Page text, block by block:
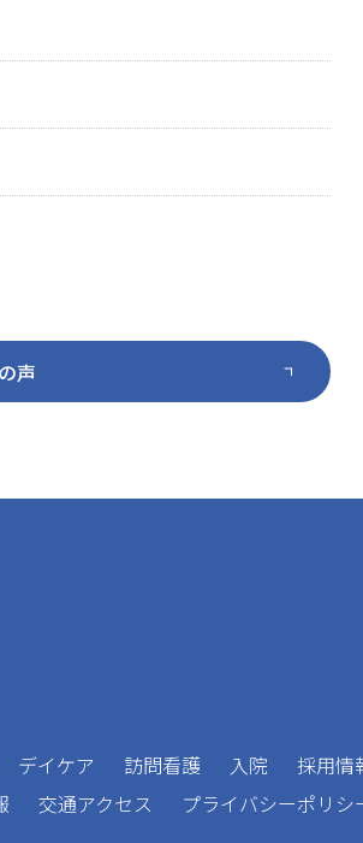
通費支給
。
通費支給
声
デイケア 訪問看護 入院
採用情
交通アクセス プライバシーポリシ